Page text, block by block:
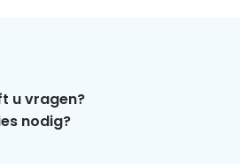
u vragen?
nodig?